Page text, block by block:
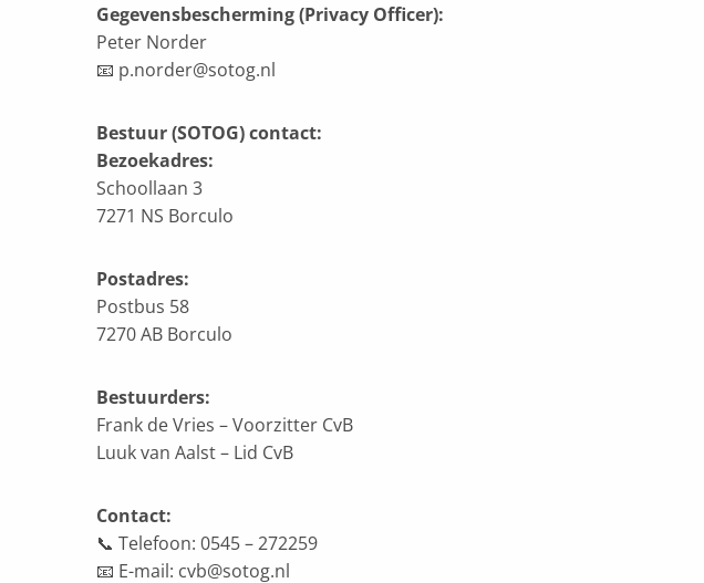
Gegevensbescherming (Privacy Officer):
Peter Norder
📧 p.norder@sotog.nl
Bestuur (SOTOG) contact:
Bezoekadres:
Schoollaan 3
7271 NS Borculo
Postadres:
Postbus 58
7270 AB Borculo
Bestuurders:
Frank de Vries – Voorzitter CvB
Luuk van Aalst – Lid CvB
Contact:
📞 Telefoon: 0545 – 272259
📧 E-mail: cvb@sotog.nl